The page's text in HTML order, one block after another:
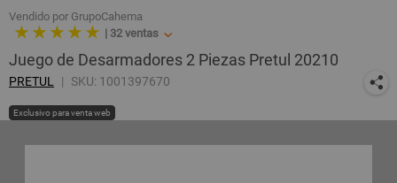
Vendido por GrupoCahema
★ ★ ★ ★ ★ | 32 ventas
Juego de Desarmadores 2 Piezas Pretul 20210
PRETUL SKU: 1001397670
Exclusivo para venta web